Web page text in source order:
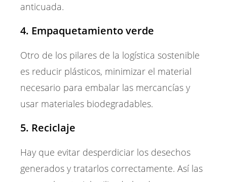
anticuada.
4. Empaquetamiento verde
Otro de los pilares de la logística sostenible
es reducir plásticos, minimizar el material
necesario para embalar las mercancías y
usar materiales biodegradables.
5. Reciclaje
Hay que evitar desperdiciar los desechos
generados y tratarlos correctamente. Así las